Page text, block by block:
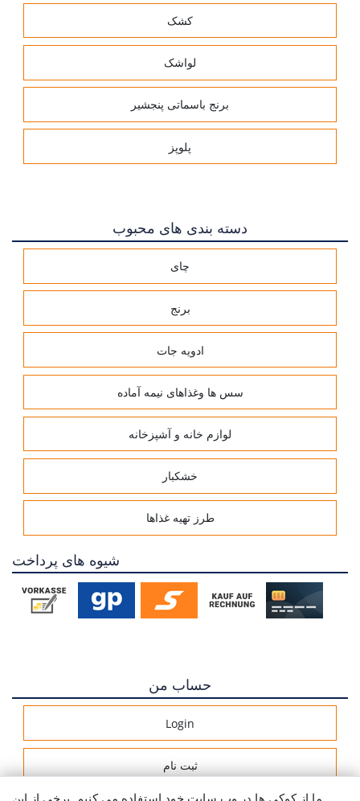
کشک
لواشک
برنج باسماتی پنجشیر
پلوپز
دسته بندی های محبوب
چای
برنج
ادویه جات
سس ها وغذاهای نیمه آماده
لوازم خانه و آشپزخانه
خشکبار
طرز تهیه غذاها
شیوه های پرداخت
حساب من
Login
ثبت نام